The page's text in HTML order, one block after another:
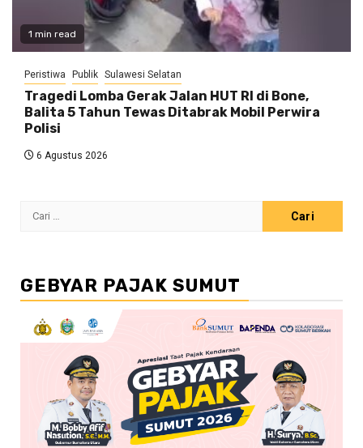
1 min read
Peristiwa Publik Sulawesi Selatan
Tragedi Lomba Gerak Jalan HUT RI di Bone,
Balita 5 Tahun Tewas Ditabrak Mobil Perwira
Polisi
6 Agustus 2026
Cari
GEBYAR PAJAK SUMUT